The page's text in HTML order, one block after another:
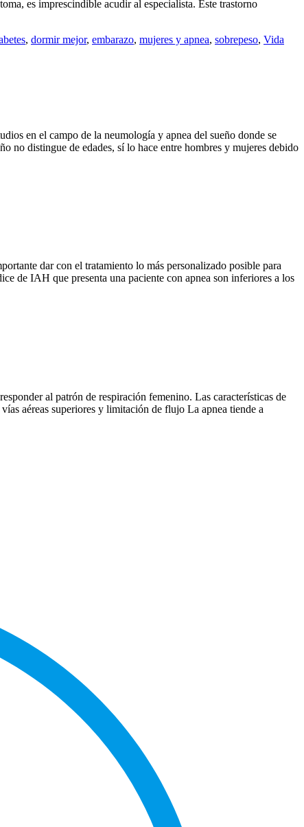
es imprescindible acudir al especialista. Este trastorno
, dormir mejor, embarazo, mujeres y apnea, sobrepeso, Vida
en el campo de la neumología y apnea del sueño donde se
no distingue de edades, sí lo hace entre hombres y mujeres debido
dar con el tratamiento lo más personalizado posible para
de IAH que presenta una paciente con apnea son inferiores a los
al patrón de respiración femenino. Las características de
aéreas superiores y limitación de flujo La apnea tiende a